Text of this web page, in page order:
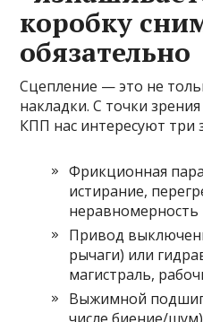
коробку
обязательно
Сцепление — это не
накладки. С точки
КПП нас интересуют три
Фрикционная
истирание,
неравномерность
Привод
рычаги) или
магистраль,
Выжимной